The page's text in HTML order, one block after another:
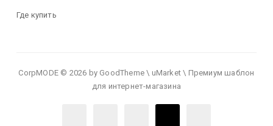
Где купить
CorpMODE © 2026 by GoodTheme \ uMarket \ Премиум шаблон
для интернет-магазина